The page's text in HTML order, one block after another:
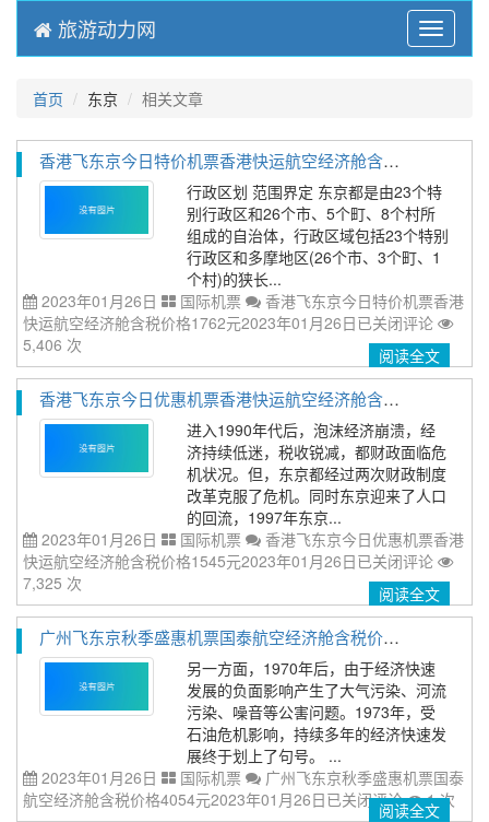
Menu
旅游动力网
首页 东京 相关文章
香港飞东京今日特价机票香港快运航空经济舱含税价格1762元2023年01月26日
行政区划 范围界定 东京都是由23个特
别行政区和26个市、5个町、8个村所
组成的自治体，行政区域包括23个特别
行政区和多摩地区(26个市、3个町、1
个村)的狭长...
2023年01月26日
国际机票
香港飞东京今日特价机票香港
快运航空经济舱含税价格1762元2023年01月26日已关闭评论
5,406 次
阅读全文
香港飞东京今日优惠机票香港快运航空经济舱含税价格1545元2023年01月26日
进入1990年代后，泡沫经济崩溃，经
济持续低迷，税收锐减，都财政面临危
机状况。但，东京都经过两次财政制度
改革克服了危机。同时东京迎来了人口
的回流，1997年东京...
2023年01月26日
国际机票
香港飞东京今日优惠机票香港
快运航空经济舱含税价格1545元2023年01月26日已关闭评论
7,325 次
阅读全文
广州飞东京秋季盛惠机票国泰航空经济舱含税价格4054元2023年01月26日
另一方面，1970年后，由于经济快速
发展的负面影响产生了大气污染、河流
污染、噪音等公害问题。1973年，受
石油危机影响，持续多年的经济快速发
展终于划上了句号。 ...
2023年01月26日
国际机票
广州飞东京秋季盛惠机票国泰
航空经济舱含税价格4054元2023年01月26日已关闭评论 1 次
阅读全文